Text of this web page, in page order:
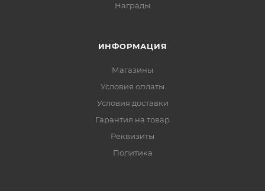
Награды
ИНФОРМАЦИЯ
Магазины
Условия оплаты
Условия доставки
Гарантия на товар
Реквизиты
Политика